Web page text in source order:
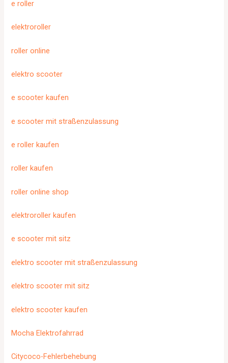
e roller
elektroroller
roller online
elektro scooter
e scooter kaufen
e scooter mit straßenzulassung
e roller kaufen
roller kaufen
roller online shop
elektroroller kaufen
e scooter mit sitz
elektro scooter mit straßenzulassung
elektro scooter mit sitz
elektro scooter kaufen
Mocha Elektrofahrrad
Citycoco-Fehlerbehebung